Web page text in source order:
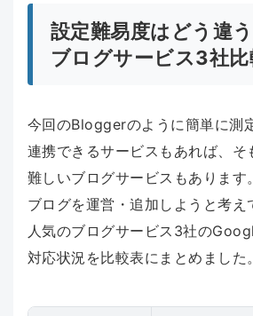
設定難易度はどう違
ブログサービス3社比
今回のBloggerのように簡単に測
連携できるサービスもあれば、そ
難しいブログサービスもあります
ブログを運営・追加しようと考え
人気のブログサービス3社の
対応状況を比較表にまとめました。